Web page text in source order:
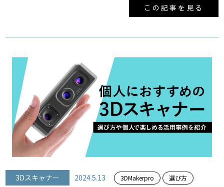
この記事を見る
3Dスキャナー 2024.5.13 3DMakerpro 選び方